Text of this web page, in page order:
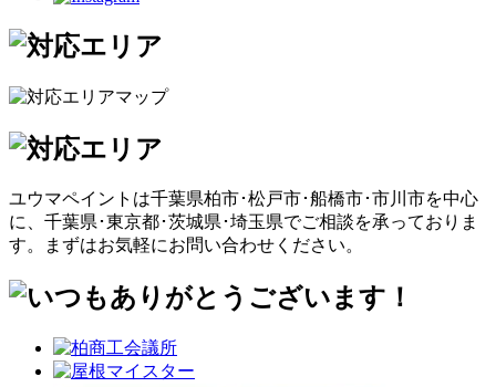
ユウマペイントは千葉県柏市･松戸市･船橋市･市川市を中心
に、千葉県･東京都･茨城県･埼玉県でご相談を承っておりま
す。まずはお気軽にお問い合わせください。